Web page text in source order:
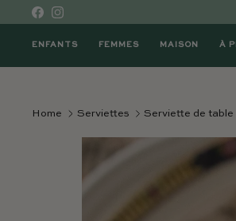
Skip to content
Facebook
Instagram
ENFANTS FEMMES MAISON À
Home Serviettes Serviette de table
Passer à l'information